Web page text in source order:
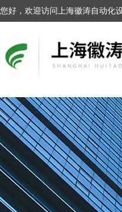
您好，欢迎访问上海徽涛自动化